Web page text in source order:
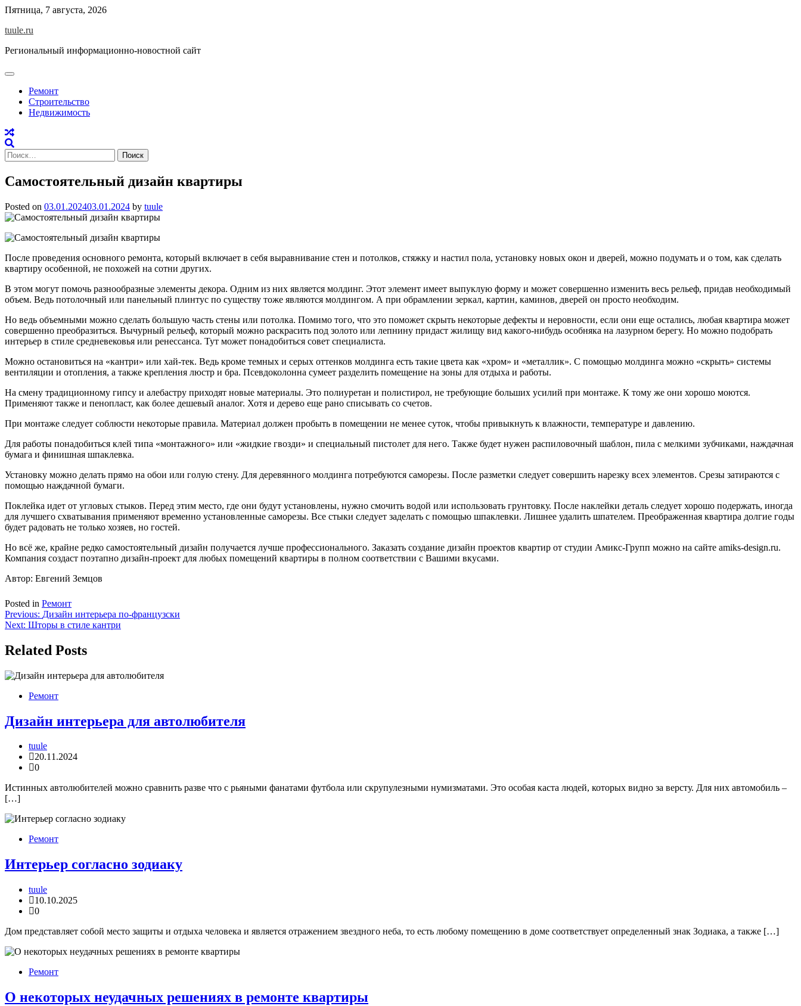
Skip
content
Пятница, 7 августа, 2026
tuule.ru
Региональный информационно-новостной сайт
Ремонт
Строительство
Недвижимость
Найти:
Самостоятельный дизайн квартиры
Posted on 03.01.202403.01.2024 by tuule
После проведения основного ремонта, который включает в себя выравнивание стен и потолков, стяжку и настил пола, установку новых окон и дверей, можно подумать и о том, как сделать
квартиру особенной, не похожей на сотни других.
В этом могут помочь разнообразные элементы декора. Одним из них является молдинг. Этот элемент имеет выпуклую форму и может совершенно изменить весь рельеф, придав необходимый
объем. Ведь потолочный или панельный плинтус по существу тоже являются молдингом. А при обрамлении зеркал, картин, каминов, дверей он просто необходим.
Но ведь объемными можно сделать большую часть стены или потолка. Помимо того, что это поможет скрыть некоторые дефекты и неровности, если они еще остались, любая квартира может
совершенно преобразиться. Вычурный рельеф, который можно раскрасить под золото или лепнину придаст жилищу вид какого-нибудь особняка на лазурном берегу. Но можно подобрать
интерьер в стиле средневековья или ренессанса. Тут может понадобиться совет специалиста.
Можно остановиться на «кантри» или хай-тек. Ведь кроме темных и серых оттенков молдинга есть такие цвета как «хром» и «металлик». С помощью молдинга можно «скрыть» системы
вентиляции и отопления, а также крепления люстр и бра. Псевдоколонна сумеет разделить помещение на зоны для отдыха и работы.
На смену традиционному гипсу и алебастру приходят новые материалы. Это полиуретан и полистирол, не требующие больших усилий при монтаже. К тому же они хорошо моются.
Применяют также и пенопласт, как более дешевый аналог. Хотя и дерево еще рано списывать со счетов.
При монтаже следует соблюсти некоторые правила. Материал должен пробыть в помещении не менее суток, чтобы привыкнуть к влажности, температуре и давлению.
Для работы понадобиться клей типа «монтажного» или «жидкие гвозди» и специальный пистолет для него. Также будет нужен распиловочный шаблон, пила с мелкими зубчиками, наждачная
бумага и финишная шпаклевка.
Установку можно делать прямо на обои или голую стену. Для деревянного молдинга потребуются саморезы. После разметки следует совершить нарезку всех элементов. Срезы затираются с
помощью наждачной бумаги.
Поклейка идет от угловых стыков. Перед этим место, где они будут установлены, нужно смочить водой или использовать грунтовку. После наклейки деталь следует хорошо подержать, иногда
для лучшего схватывания применяют временно установленные саморезы. Все стыки следует заделать с помощью шпаклевки. Лишнее удалить шпателем. Преображенная квартира долгие годы
будет радовать не только хозяев, но гостей.
Но всё же, крайне редко самостоятельный дизайн получается лучше профессионального. Заказать создание дизайн проектов квартир от студии Амикс-Групп можно на сайте amiks-design.ru.
Компания создаст поэтапно дизайн-проект для любых помещений квартиры в полном соответствии с Вашими вкусами.
Автор: Евгений Земцов
Posted in Ремонт
Навигация
по
записям
Previous: Дизайн интерьера по-французски
Next: Шторы в стиле кантри
Related Posts
Ремонт
Дизайн интерьера для автолюбителя
tuule
20.11.2024
0
Истинных автолюбителей можно сравнить разве что с рьяными фанатами футбола или скрупулезными нумизматами. Это особая каста людей, которых видно за версту. Для них автомобиль –
[…]
Ремонт
Интерьер согласно зодиаку
tuule
10.10.2025
0
Дом представляет собой место защиты и отдыха человека и является отражением звездного неба, то есть любому помещению в доме соответствует определенный знак Зодиака, а также […]
Ремонт
О некоторых неудачных решениях в ремонте квартиры